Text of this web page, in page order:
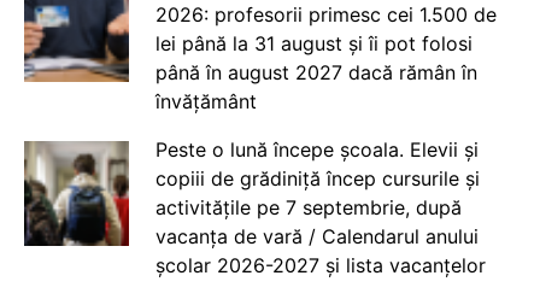
2026: profesorii primesc cei 1.500 de
lei până la 31 august și îi pot folosi
până în august 2027 dacă rămân în
învățământ
Peste o lună începe școala. Elevii și
copiii de grădiniță încep cursurile și
activitățile pe 7 septembrie, după
vacanța de vară / Calendarul anului
școlar 2026-2027 și lista vacanțelor